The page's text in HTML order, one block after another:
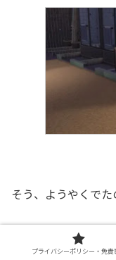
そう、ようやくでた
プライバシーポリシー・免責